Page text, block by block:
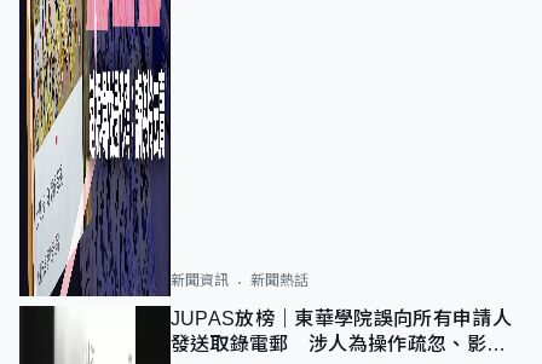
新聞資訊 新聞熱話
JUPAS放榜｜東華學院誤向所有申請人
發送取錄電郵 涉人為操作疏忽、影響